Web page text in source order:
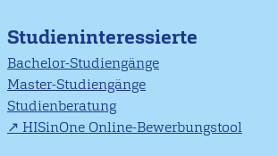
Studieninteressierte
Bachelor-Studiengänge
Master-Studiengänge
Studienberatung
HISinOne Online-Bewerbungstool